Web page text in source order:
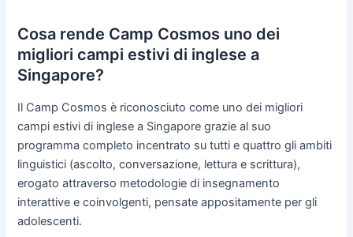
Cosa rende Camp Cosmos uno dei
migliori campi estivi di inglese a
Singapore?
Il Camp Cosmos è riconosciuto come uno dei migliori
campi estivi di inglese a Singapore grazie al suo
programma completo incentrato su tutti e quattro gli ambiti
linguistici (ascolto, conversazione, lettura e scrittura),
erogato attraverso metodologie di insegnamento
interattive e coinvolgenti, pensate appositamente per gli
adolescenti.